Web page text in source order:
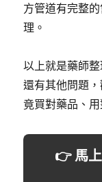
方管道有完整
理。
以上就是藥師
還有其他問題
竟買對藥品、
👉 馬